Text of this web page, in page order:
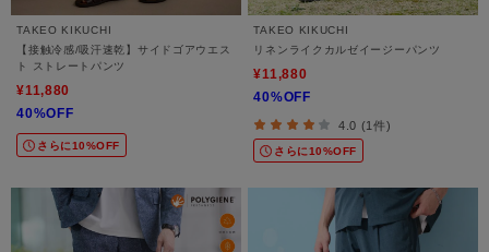
TAKEO KIKUCHI
【接触冷感/吸汗速乾】サイドゴアウエス
ト ストレートパンツ
¥11,880
40%OFF
さらに10%OFF
TAKEO KIKUCHI
リネンライクカルゼイージーパンツ
¥11,880
40%OFF
4.0 (1件)
さらに10%OFF